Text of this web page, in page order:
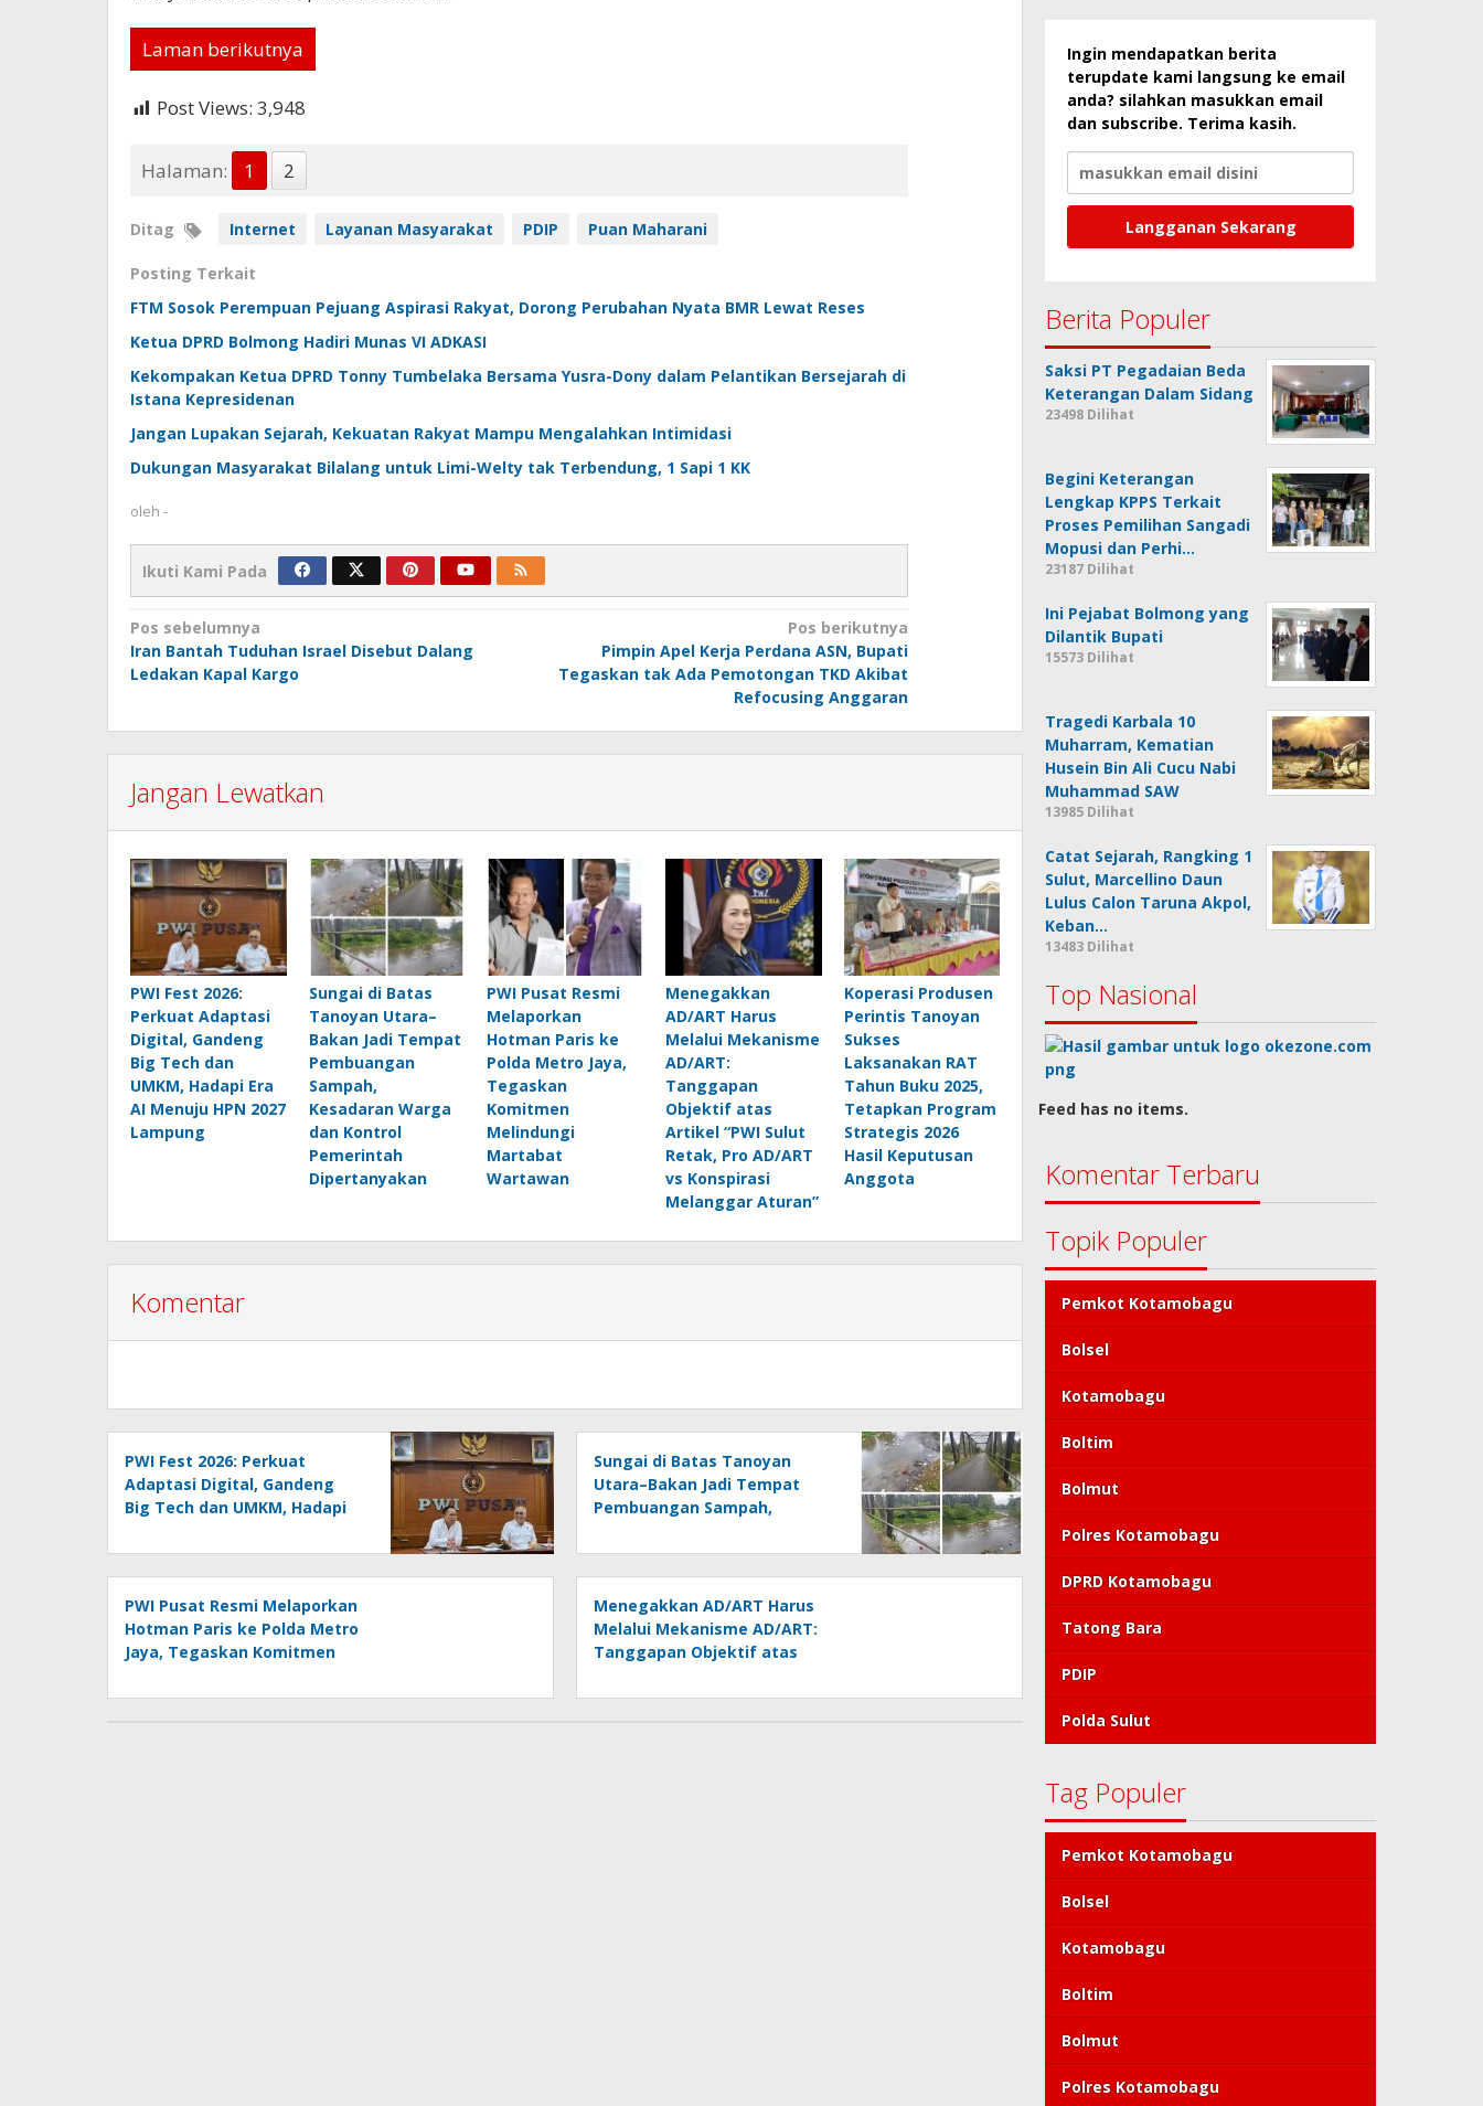
Laman berikutnya
Post Views: 3,948
Halaman: 1 2
Ditag Internet Layanan Masyarakat PDIP Puan Maharani
Posting Terkait
FTM Sosok Perempuan Pejuang Aspirasi Rakyat, Dorong Perubahan Nyata BMR Lewat Reses
Ketua DPRD Bolmong Hadiri Munas VI ADKASI
Kekompakan Ketua DPRD Tonny Tumbelaka Bersama Yusra-Dony dalam Pelantikan Bersejarah di
Istana Kepresidenan
Jangan Lupakan Sejarah, Kekuatan Rakyat Mampu Mengalahkan Intimidasi
Dukungan Masyarakat Bilalang untuk Limi-Welty tak Terbendung, 1 Sapi 1 KK
oleh -
Ikuti Kami Pada
Navigasi
pos
Pos sebelumnya
Iran Bantah Tuduhan Israel Disebut Dalang
Ledakan Kapal Kargo
Pos berikutnya
Pimpin Apel Kerja Perdana ASN, Bupati
Tegaskan tak Ada Pemotongan TKD Akibat
Refocusing Anggaran
Jangan Lewatkan
PWI Fest 2026:
Perkuat Adaptasi
Digital, Gandeng
Big Tech dan
UMKM, Hadapi Era
AI Menuju HPN 2027
Lampung
Sungai di Batas
Tanoyan Utara–
Bakan Jadi Tempat
Pembuangan
Sampah,
Kesadaran Warga
dan Kontrol
Pemerintah
Dipertanyakan
PWI Pusat Resmi
Melaporkan
Hotman Paris ke
Polda Metro Jaya,
Tegaskan
Komitmen
Melindungi
Martabat
Wartawan
Menegakkan
AD/ART Harus
Melalui Mekanisme
AD/ART:
Tanggapan
Objektif atas
Artikel “PWI Sulut
Retak, Pro AD/ART
vs Konspirasi
Melanggar Aturan”
Koperasi Produsen
Perintis Tanoyan
Sukses
Laksanakan RAT
Tahun Buku 2025,
Tetapkan Program
Strategis 2026
Hasil Keputusan
Anggota
Komentar
PWI Fest 2026: Perkuat
Adaptasi Digital, Gandeng
Big Tech dan UMKM, Hadapi
Lampung
Sungai di Batas Tanoyan
Utara–Bakan Jadi Tempat
Pembuangan Sampah,
Kontrol Pemerintah
Dipertanyakan
PWI Pusat Resmi Melaporkan
Hotman Paris ke Polda Metro
Jaya, Tegaskan Komitmen
Wartawan
Menegakkan AD/ART Harus
Melalui Mekanisme AD/ART:
Tanggapan Objektif atas
AD/ART vs Konspirasi
Ingin mendapatkan berita
terupdate kami langsung ke email
anda? silahkan masukkan email
dan subscribe. Terima kasih.
Berita Populer
Saksi PT Pegadaian Beda
Keterangan Dalam Sidang
23498 Dilihat
Begini Keterangan
Lengkap KPPS Terkait
Proses Pemilihan Sangadi
Mopusi dan Perhi…
23187 Dilihat
Ini Pejabat Bolmong yang
Dilantik Bupati
15573 Dilihat
Tragedi Karbala 10
Muharram, Kematian
Husein Bin Ali Cucu Nabi
Muhammad SAW
13985 Dilihat
Catat Sejarah, Rangking 1
Sulut, Marcellino Daun
Lulus Calon Taruna Akpol,
Keban…
13483 Dilihat
Top Nasional
Feed has no items.
Komentar Terbaru
Topik Populer
Pemkot Kotamobagu
Bolsel
Kotamobagu
Boltim
Bolmut
Polres Kotamobagu
DPRD Kotamobagu
Tatong Bara
PDIP
Polda Sulut
Tag Populer
Pemkot Kotamobagu
Bolsel
Kotamobagu
Boltim
Bolmut
Polres Kotamobagu